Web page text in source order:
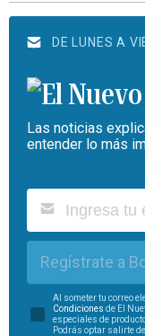
DE LUNES A
Las noticias
entender lo más
Regístrate a
Al someter tu correo
Condiciones de El
especiales de
Podrás optar salirte